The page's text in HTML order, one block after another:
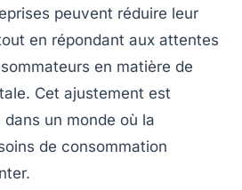
peuvent réduire leur
en répondant aux attentes
en matière de
Cet ajustement est
un monde où la
de consommation